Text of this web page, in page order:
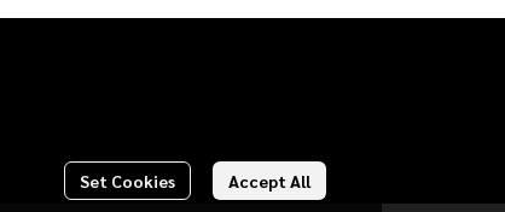
Set Cookies Accept All